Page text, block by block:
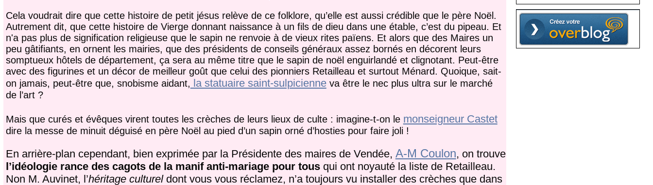
Cela voudrait dire que cette histoire de petit jésus relève de ce folklore, qu’elle est aussi crédible que le père Noël.
Autrement dit, que cette histoire de Vierge donnant naissance à un fils de dieu dans une étable, c’est du pipeau. Et
n'a pas plus de signification religieuse que le sapin ne renvoie à de vieux rites païens. Et alors que des Maires un
peu gâtifiants, en ornent les mairies, que des présidents de conseils généraux assez bornés en décorent leurs
somptueux hôtels de département, ça sera au même titre que le sapin de noël enguirlandé et clignotant. Peut-être
avec des figurines et un décor de meilleur goût que celui des pionniers Retailleau et surtout Ménard. Quoique, sait-
on jamais, peut-être que, snobisme aidant, la statuaire saint-sulpicienneva être le nec plus ultra sur le marché
de l’art ?
Mais que curés et évêques virent toutes les crèches de leurs lieux de culte : imagine-t-on le monseigneur Castet
dire la messe de minuit déguisé en père Noël au pied d’un sapin orné d’hosties pour faire joli !
En arrière-plan cependant, bien exprimée par la Présidente des maires de Vendée, A-M Coulon, on trouve
l’idéologie rance des cagots de la manif anti-mariage pour tousqui ont noyauté la liste de Retailleau.
Non M. Auvinet, l’héritage cultureldont vous vous réclamez, n’a toujours vu installer des crèches que dans